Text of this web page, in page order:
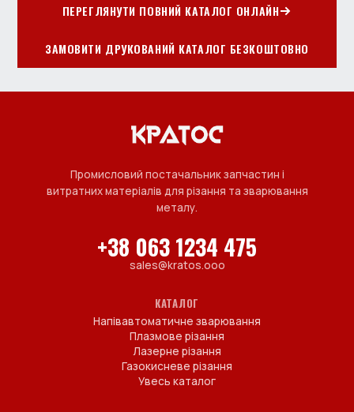
ПЕРЕГЛЯНУТИ ПОВНИЙ КАТАЛОГ ОНЛАЙН
ЗАМОВИТИ ДРУКОВАНИЙ КАТАЛОГ БЕЗКОШТОВНО
Промисловий постачальник запчастин і
витратних матеріалів для різання та зварювання
металу.
+38 063 1234 475
sales@kratos.ooo
КАТАЛОГ
Напівавтоматичне зварювання
Плазмове різання
Лазерне різання
Газокисневе різання
Увесь каталог